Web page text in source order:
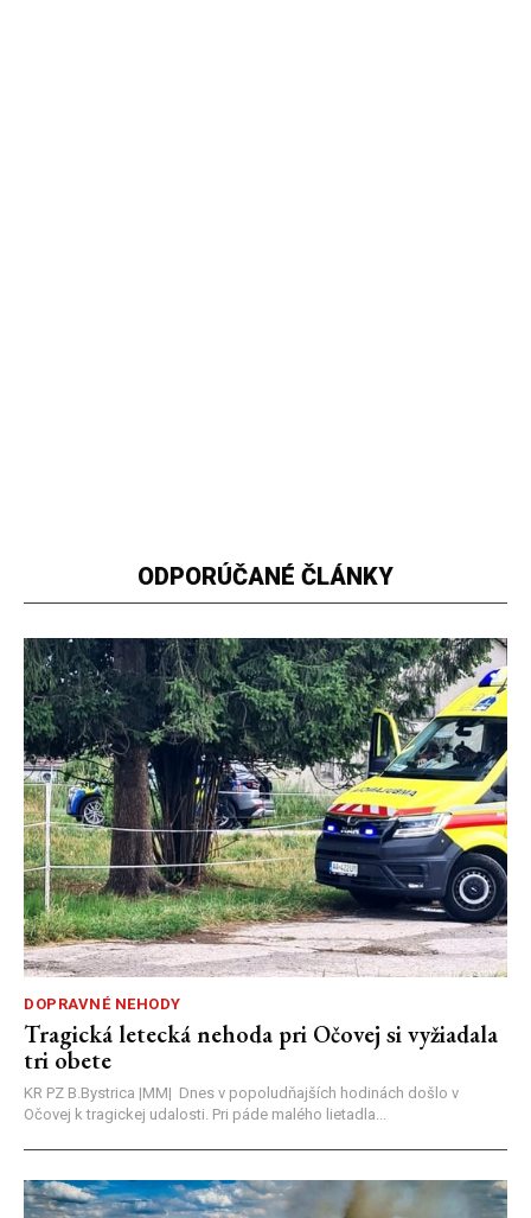
ODPORÚČANÉ ČLÁNKY
DOPRAVNÉ NEHODY
Tragická letecká nehoda pri Očovej si vyžiadala
tri obete
KR PZ B.Bystrica |MM| Dnes v popoludňajších hodinách došlo v
Očovej k tragickej udalosti. Pri páde malého lietadla...